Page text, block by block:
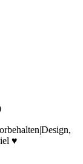
|Design,
♥